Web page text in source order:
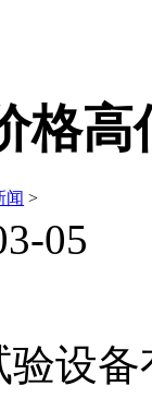
格高
闻 >
05
验设备